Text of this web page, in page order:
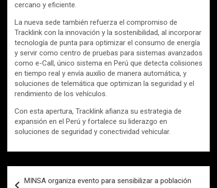
cercano y eficiente.
La nueva sede también refuerza el compromiso de
Tracklink con la innovación y la sostenibilidad, al incorporar
tecnología de punta para optimizar el consumo de energía
y servir como centro de pruebas para sistemas avanzados
como e-Call, único sistema en Perú que detecta colisiones
en tiempo real y envía auxilio de manera automática, y
soluciones de telemática que optimizan la seguridad y el
rendimiento de los vehículos.
Con esta apertura, Tracklink afianza su estrategia de
expansión en el Perú y fortalece su liderazgo en
soluciones de seguridad y conectividad vehicular.
MINSA organiza evento para sensibilizar a población